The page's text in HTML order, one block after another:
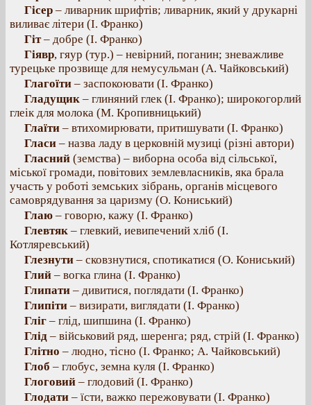
Гісер – ливарник шрифтів; ливарник, який у друкарні
виливає літери (І. Франко)
Гіт– добре (І. Франко)
Гіявр, гяур (тур.) – невірний, поганин; зневажливе
турецьке прозвище для немусульман (А. Чайковський)
Глагоїти – заспокоювати (І. Франко)
Гладущик – глиняний глек (І. Франко); широкогорлий
глеік для молока (М. Кропивницький)
Глаїти – втихомирювати, притишувати (І. Франко)
Гласи – назва ладу в церковній музиці (різні автори)
Гласний (земства) – виборна особа від сільської,
міської громади, повітових землевласників, яка брала
участь у роботі земських зібрань, органів місцевого
самоврядування за царизму (О. Кониський)
Глаю – говорю, кажу (І. Франко)
Глевтяк – глевкий, иевипечений хліб (І.
Котляревський)
Глезнути – сковзнутися, спотикатися (О. Кониський)
Глий – вогка глина (І. Франко)
Глипати – дивитися, поглядати (І. Франко)
Глипіти – визирати, виглядати (І. Франко)
Гліг – глід, шипшина (І. Франко)
Глід – військовий ряд, шеренга; ряд, стрій (І. Франко)
Глітно – людно, тісно (І. Франко; А. Чайковський)
Глоб – глобус, земна куля (І. Франко)
Глоговий – глодовий (І. Франко)
Глодати – їсти, важко пережовувати (І. Франко)